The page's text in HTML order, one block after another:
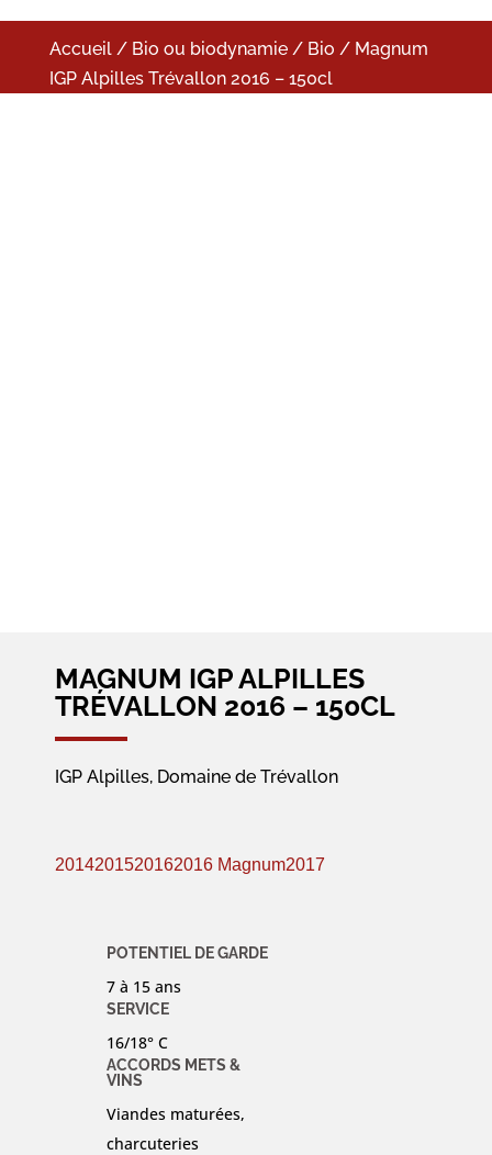
Accueil/ Bio ou biodynamie/ Bio / Magnum
IGP Alpilles Trévallon 2016 – 150cl
MAGNUM IGP ALPILLES
TRÉVALLON 2016 – 150CL
IGP Alpilles, Domaine de Trévallon
2014201520162016 Magnum2017
POTENTIEL DE GARDE
7 à 15 ans
SERVICE
16/18° C
ACCORDS METS &
VINS
Viandes maturées,
charcuteries